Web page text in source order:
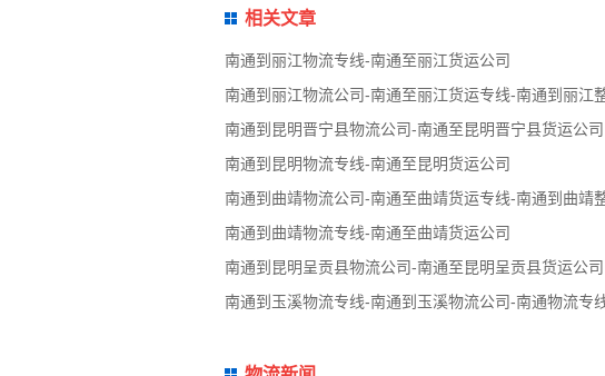
相关文章
南通到丽江物流专线-南通至丽江货运公司
南通到丽江物流公司-南通至丽江货运专线-南通到丽江
南通到昆明晋宁县物流公司-南通至昆明晋宁县货运公司
南通到昆明物流专线-南通至昆明货运公司
南通到曲靖物流公司-南通至曲靖货运专线-南通到曲靖
南通到曲靖物流专线-南通至曲靖货运公司
南通到昆明呈贡县物流公司-南通至昆明呈贡县货运公司
南通到玉溪物流专线-南通到玉溪物流公司-南通物流专